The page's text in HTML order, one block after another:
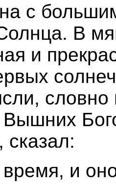
с
В
и
Вышних
сказал:
и